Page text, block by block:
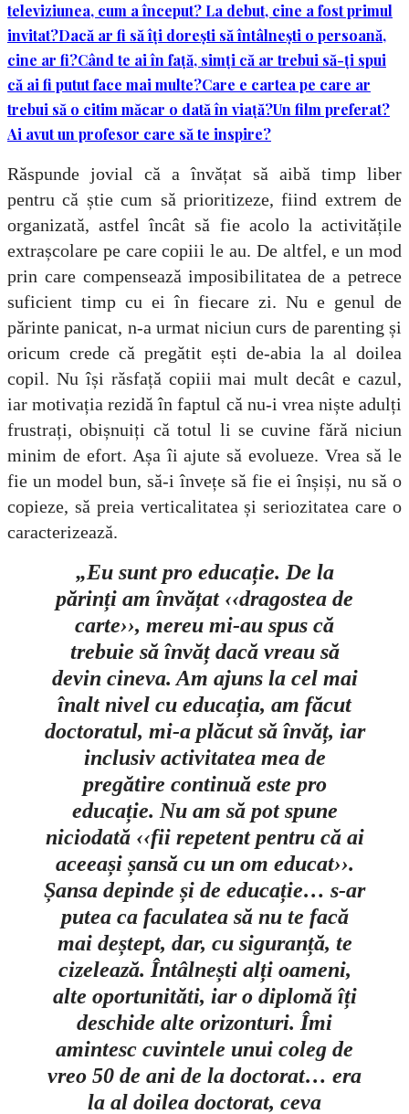
televiziunea, cum a început? La debut, cine a fost primul
invitat?Dacă ar fi să îți dorești să întâlnești o persoană,
cine ar fi?Când te ai în față, simți că ar trebui să-ți spui
că ai fi putut face mai multe?Care e cartea pe care ar
trebui să o citim măcar o dată în viață?Un film preferat?
Ai avut un profesor care să te inspire?
Răspunde jovial că a învățat să aibă timp liber
pentru că știe cum să prioritizeze, fiind extrem de
organizată, astfel încât să fie acolo la activitățile
extrașcolare pe care copiii le au. De altfel, e un mod
prin care compensează imposibilitatea de a petrece
suficient timp cu ei în fiecare zi. Nu e genul de
părinte panicat, n-a urmat niciun curs de parenting și
oricum crede că pregătit ești de-abia la al doilea
copil. Nu își răsfață copiii mai mult decât e cazul,
iar motivația rezidă în faptul că nu-i vrea niște adulți
frustrați, obișnuiți că totul li se cuvine fără niciun
minim de efort. Așa îi ajute să evolueze. Vrea să le
fie un model bun, să-i învețe să fie ei înșiși, nu să o
copieze, să preia verticalitatea și seriozitatea care o
caracterizează.
„Eu sunt pro educație. De la
părinți am învățat ‹‹dragostea de
carte››, mereu mi-au spus că
trebuie să învăț dacă vreau să
devin cineva. Am ajuns la cel mai
înalt nivel cu educația, am făcut
doctoratul, mi-a plăcut să învăț, iar
inclusiv activitatea mea de
pregătire continuă este pro
educație. Nu am să pot spune
niciodată ‹‹fii repetent pentru că ai
aceeași șansă cu un om educat››.
Șansa depinde și de educație… s-ar
putea ca faculatea să nu te facă
mai deștept, dar, cu siguranță, te
cizelează. Întâlnești alți oameni,
alte oportunităti, iar o diplomă îți
deschide alte orizonturi. Îmi
amintesc cuvintele unui coleg de
vreo 50 de ani de la doctorat… era
la al doilea doctorat, ceva